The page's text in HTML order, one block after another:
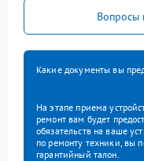
Вопросы
Какие документы вы
На этапе приема
ремонт вам будет
обязательств на ваше
по ремонту техники, вы
гарантийный талон.